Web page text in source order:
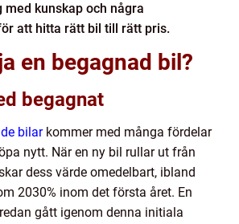
med kunskap och några
att hitta rätt bil till rätt pris.
en begagnad bil?
begagnat
bilarkommer med många fördelar
nytt. När en ny bil rullar ut från
dess värde omedelbart, ibland
2030% inom det första året. En
gått igenom denna initiala